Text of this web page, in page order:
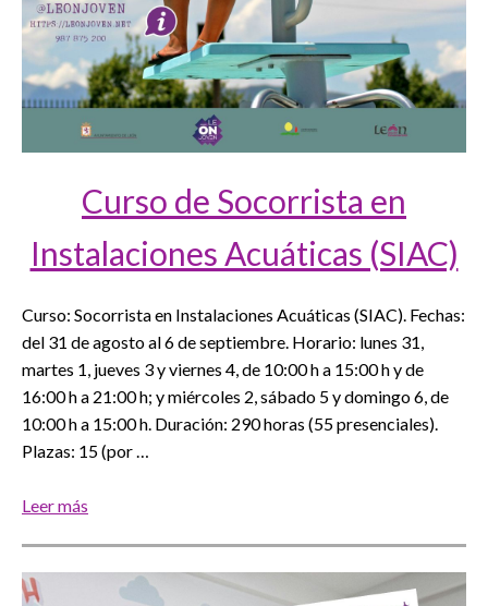
Curso de Socorrista en
Instalaciones Acuáticas (SIAC)
Curso: Socorrista en Instalaciones Acuáticas (SIAC). Fechas:
del 31 de agosto al 6 de septiembre. Horario: lunes 31,
martes 1, jueves 3 y viernes 4, de 10:00 h a 15:00 h y de
16:00 h a 21:00 h; y miércoles 2, sábado 5 y domingo 6, de
10:00 h a 15:00 h. Duración: 290 horas (55 presenciales).
Plazas: 15 (por …
Leer más